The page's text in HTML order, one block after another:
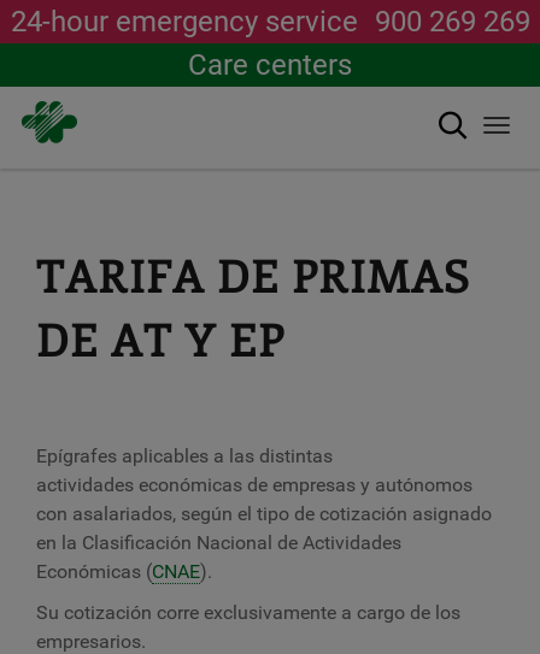
24-hour emergency service 900 269 269
Care centers
Search
TARIFA DE PRIMAS
DE AT Y EP
Epígrafes aplicables a las distintas
actividades económicas de empresas y autónomos
con asalariados, según el tipo de cotización asignado
en la Clasificación Nacional de Actividades
Económicas (CNAE).
Su cotización corre exclusivamente a cargo de los
empresarios.